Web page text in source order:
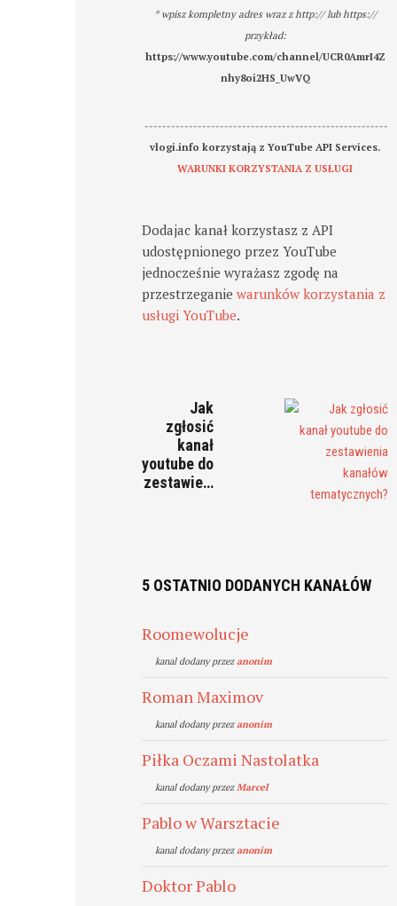
* wpisz kompletny adres wraz z http:// lub https://
przykład:
https://www.youtube.com/channel/UCR0AmrI4Z
nhy8oi2HS_UwVQ
-------------------------------------------------------
vlogi.info korzystają z YouTube API Services.
WARUNKI KORZYSTANIA Z USŁUGI
Dodajac kanał korzystasz z API
udostępnionego przez YouTube
jednocześnie wyrażasz zgodę na
przestrzeganiewarunków korzystania z
usługi YouTube.
Jak
zgłosić
kanał
youtube do
zestawie…
5 OSTATNIO DODANYCH KANAŁÓW
Roomewolucje
kanal dodany przezanonim
Roman Maximov
kanal dodany przezanonim
Piłka Oczami Nastolatka
kanal dodany przezMarcel
Pablo w Warsztacie
kanal dodany przezanonim
Doktor Pablo